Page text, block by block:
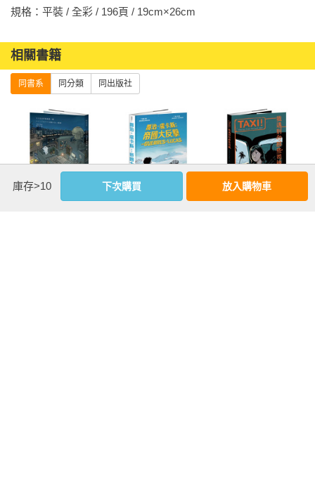
【正中地心‧獨白摘錄】
放。
這個實體完全了解她，並通過玻璃牆。
「說不定，複製人最符合理想，」柔依心想。
我花了好幾年，等待那頓悟的重要時刻。也就是我們懇切地原
諒與理解彼此。
我們道歉，但沒有尖叫或扔東西。
但現實人生不是這樣。現實人生不是衝向頓悟的火箭。
而是持續移動的火車，會轉彎、會放緩速度，從不會和你駕駛
規格：平裝 / 全彩 / 196頁 / 19cm×26cm
相關書籍
同書系 同分類 同出版社
庫存>10 下次購買 放入購物車